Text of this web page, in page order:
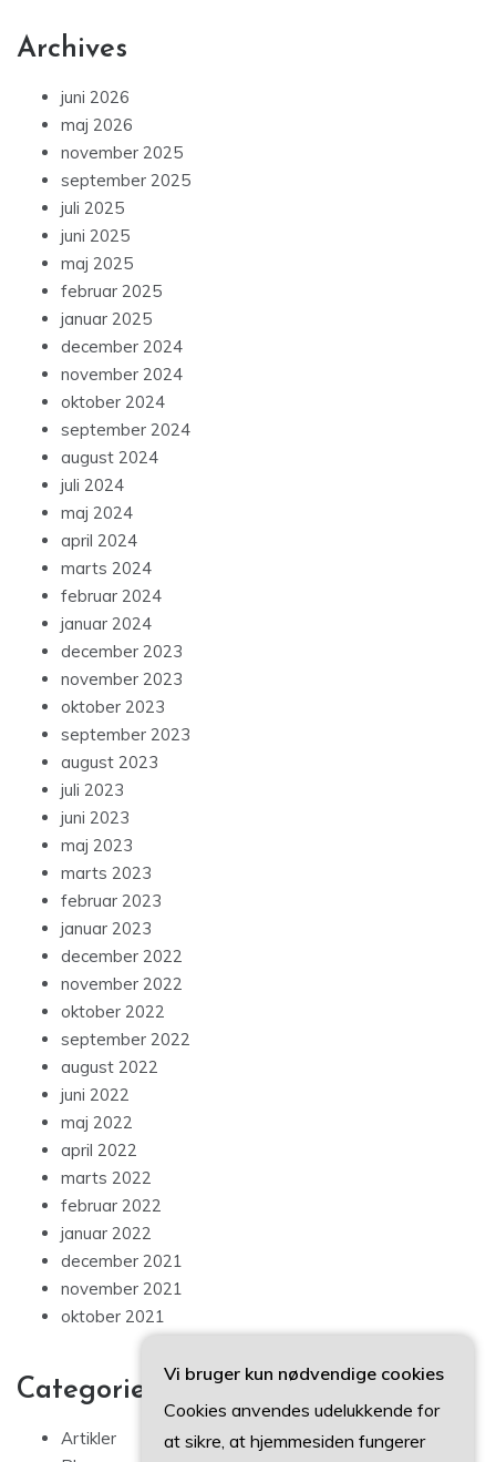
Archives
juni 2026
maj 2026
november 2025
september 2025
juli 2025
juni 2025
maj 2025
februar 2025
januar 2025
december 2024
november 2024
oktober 2024
september 2024
august 2024
juli 2024
maj 2024
april 2024
marts 2024
februar 2024
januar 2024
december 2023
november 2023
oktober 2023
september 2023
august 2023
juli 2023
juni 2023
maj 2023
marts 2023
februar 2023
januar 2023
december 2022
november 2022
oktober 2022
september 2022
august 2022
juni 2022
maj 2022
april 2022
marts 2022
februar 2022
januar 2022
december 2021
november 2021
oktober 2021
Categories
Artikler
Vi bruger kun nødvendige cookies
Cookies anvendes udelukkende for
at sikre, at hjemmesiden fungerer